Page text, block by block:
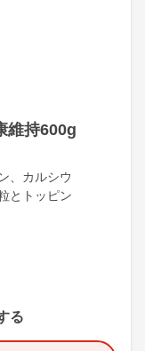
維持600g
、カルシウ
とトッピン
る